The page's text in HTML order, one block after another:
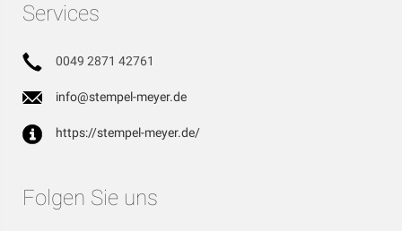
Services
0049 2871 42761
info@stempel-meyer.de
https://stempel-meyer.de/
Folgen Sie uns